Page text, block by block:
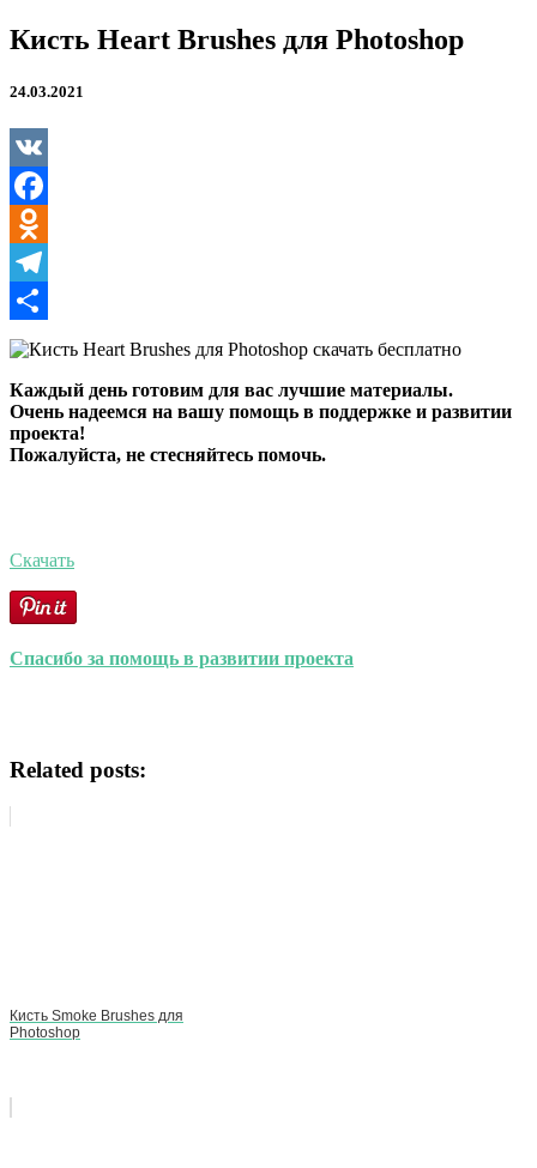
Кисть
Heart
для
Кисть Heart Brushes для Photoshop
24.03.2021
VK
Facebook
Odnoklassniki
Telegram
Отправить
Каждый день готовим для вас лучшие материалы.
Очень надеемся на вашу помощь в поддержке и развитии
проекта!
Пожалуйста, не стесняйтесь помочь.
Скачать
Спасибо за помощь в развитии проекта
Related posts:
Кисть Smoke Brushes для
Photoshop